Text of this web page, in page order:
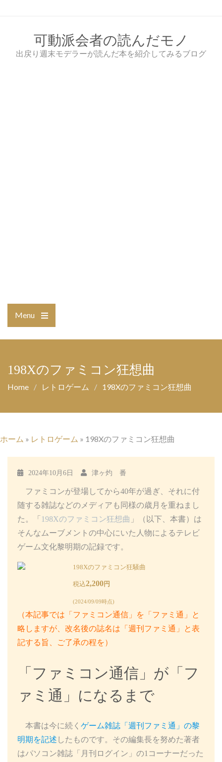
可動派会者の読んだモノ
出戻り週末モデラーが読んだ本を紹介してみるブログ
Menu
main
198Xのファミコン狂想曲
Home レトロゲーム 198Xのファミコン狂想曲
ホーム » レトロゲーム » 198Xのファミコン狂想曲
2024年10月6日 津ヶ灼 番
ファミコンが登場してから40年が過ぎ、それに付
随する雑誌などのメディアも同様の歳月を重ねまし
た。「 198Xのファミコン狂想曲 」（以下、本書）は
そんなムーブメントの中心にいた人物によるテレビ
ゲーム文化黎明期の記録です。
198Xのファミコン狂騒曲
税込2,200 円
(2024/09/09時点)
（本記事では「ファミコン通信」を「ファミ通」と
略しますが、改名後の誌名は「週刊ファミ通」と表
記する旨、ご了承の程を）
「ファミコン通信」が「フ
ァミ通」になるまで
本書は今に続く ゲーム雑誌「週刊ファミ通」の黎
明期を記述 したものです。その編集長を努めた著者
はパソコン雑誌「月刊ログイン」の1コーナーだった